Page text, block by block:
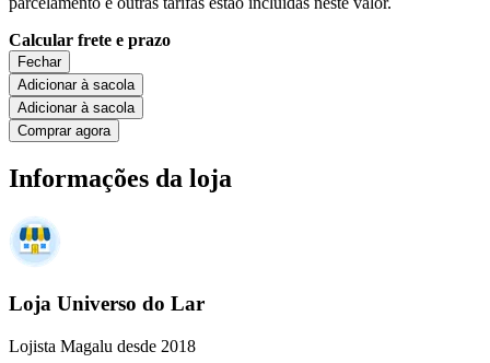
Calcular frete e prazo
Fechar
Adicionar à sacola
Adicionar à sacola
Comprar agora
Informações da loja
Loja Universo do Lar
Lojista Magalu desde 2018